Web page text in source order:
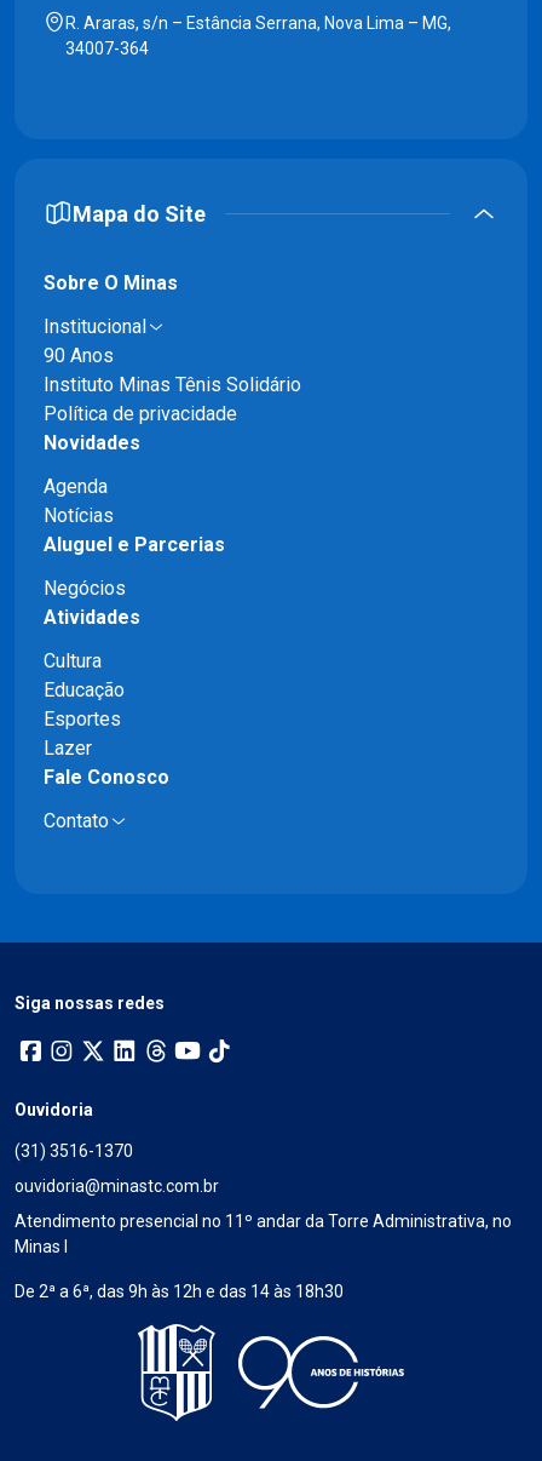
R. Araras, s/n – Estância Serrana, Nova Lima – MG,
34007-364
Mapa do Site
Sobre O Minas
Institucional
90 Anos
Instituto Minas Tênis Solidário
Política de privacidade
Novidades
Agenda
Notícias
Aluguel e Parcerias
Negócios
Atividades
Cultura
Educação
Esportes
Lazer
Fale Conosco
Contato
Siga nossas redes
Ouvidoria
(31) 3516-1370
ouvidoria@minastc.com.br
Atendimento presencial no 11º andar da Torre Administrativa, no
Minas I
De 2ª a 6ª, das 9h às 12h e das 14 às 18h30